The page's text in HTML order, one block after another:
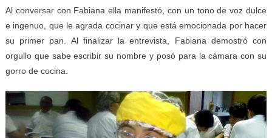
Al conversar con Fabiana ella manifestó, con un tono de voz dulce
e ingenuo, que le agrada cocinar y que está emocionada por hacer
su primer pan. Al finalizar la entrevista, Fabiana demostró con
orgullo que sabe escribir su nombre y posó para la cámara con su
gorro de cocina.